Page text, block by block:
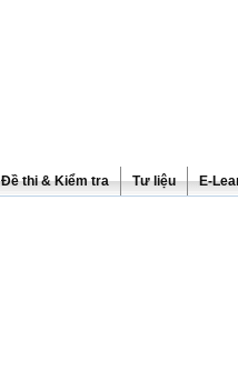
Đề thi & Kiểm tra Tư liệu E-